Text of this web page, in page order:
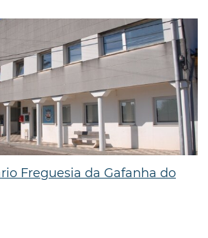
Freguesia da Gafanha do